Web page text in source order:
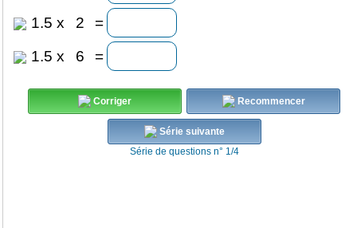
1.5 x 2
=
1.5 x 6 =
Corriger Recommencer
Série suivante
Série de questions n° 1/4